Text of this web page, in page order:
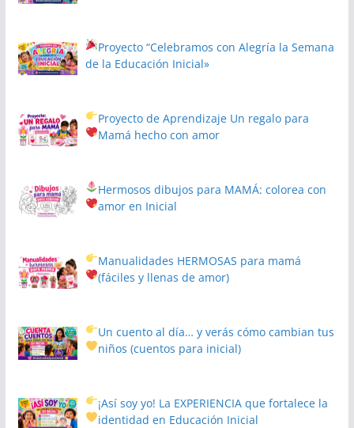
Proyecto“Celebramos con Alegría la Semana
de la Educación Inicial»
Proyecto de Aprendizaje Un regalo para
Mamá hecho con amor
Hermosos dibujos para MAMÁ: colorea con
amor en Inicial
Manualidades HERMOSAS para mamá
(fáciles y llenas de amor)
Un cuento al día… y verás cómo cambian tus
niños(cuentos para inicial)
¡Así soy yo! La EXPERIENCIA que fortalece la
identidad en Educación Inicial